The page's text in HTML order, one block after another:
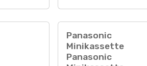
Panasonic
Minikassette
Panasonic